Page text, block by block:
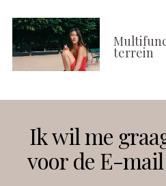
terrein
Instagram
Ik wil me
voor de E-